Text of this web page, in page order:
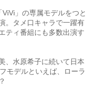
」の専属モデルをつと
。タメ口キャラで一躍有
ティ番組にも多数出演す
、水原希子に続いて日本
モデルといえば、ローラ